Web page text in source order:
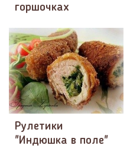
горшочках
Рулетики
"Индюшка в поле"